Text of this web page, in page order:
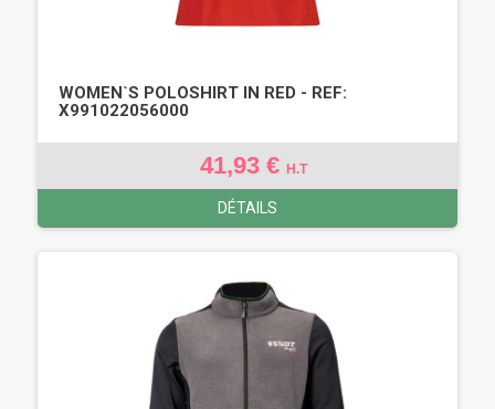
WOMEN`S POLOSHIRT IN RED - REF:
X991022056000
41,93 € H.T
DÉTAILS